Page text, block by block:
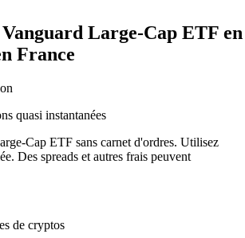
Vanguard Large-Cap ETF en
France
quasi instantanées
Cap ETF sans carnet d'ordres. Utilisez
Des spreads et autres frais peuvent
de cryptos